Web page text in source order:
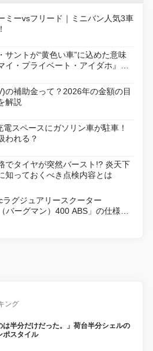
ミーvsフリード｜ミニバン人気3車
サントが“黄色い車”に込めた意味
イ・プライベート・アイダホ』が
マスター版で復活
の補助金って？2026年の金額の目
解説
電スペースにガソリン車が駐車！
われる？
でタイヤが突然バースト!? 炎天下
知っておくべき点検内容とは
ラグジュアリースクーター
バーグマン）400 ABS」の仕様を
に発売
ング
は半分だけだった。」荷台半分シェルの
ポスタイル